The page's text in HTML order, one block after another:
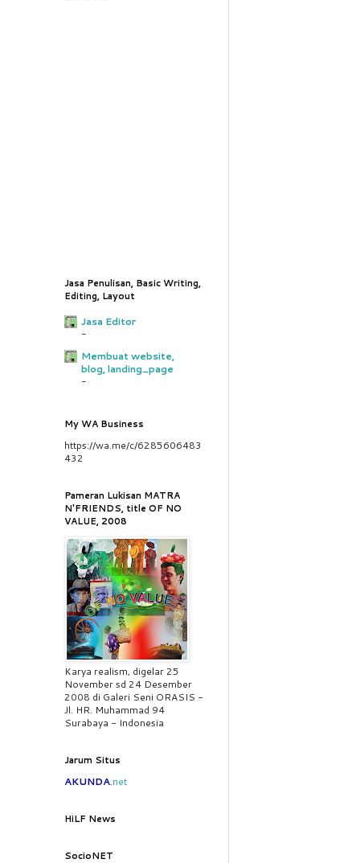
Jasa Penulisan, Basic Writing,
Editing, Layout
Jasa Editor
-
Membuat website,
blog, landing_page
-
My WA Business
https://wa.me/c/6285606483
432
Pameran Lukisan MATRA
N'FRIENDS, title OF NO
VALUE, 2008
Karya realism, digelar 25
November sd 24 Desember
2008 di Galeri Seni ORASIS -
Jl. HR. Muhammad 94
Surabaya - Indonesia
Jarum Situs
AKUNDA.net
HiLF News
SocioNET